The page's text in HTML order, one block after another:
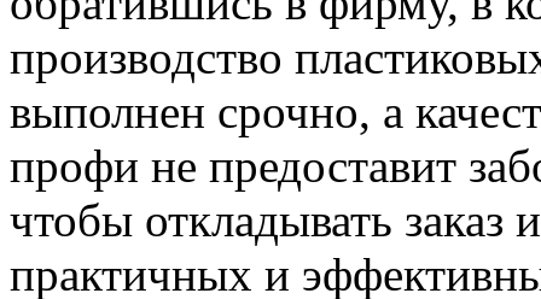
производство
выполнен срочно, а
профи не предоставит
чтобы откладывать
практичных и